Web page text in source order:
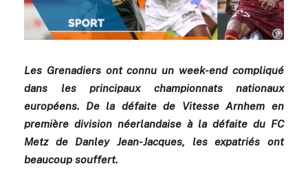
Les Grenadiers ont connu un week-end compliqué
dans les principaux championnats nationaux
européens. De la défaite de Vitesse Arnhem en
première division néerlandaise à la défaite du FC
Metz de Danley Jean-Jacques, les expatriés ont
beaucoup souffert.